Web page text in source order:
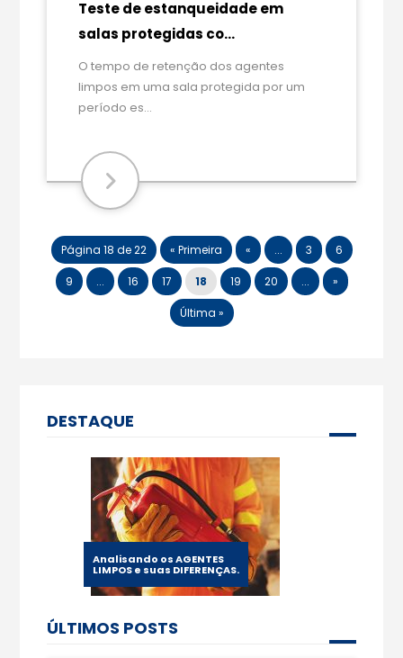
Teste de estanqueidade em
salas protegidas co...
O tempo de retenção dos agentes
limpos em uma sala protegida por um
período es...
Página 18 de 22 « Primeira « ... 3 6
9 ... 16 17 18 19 20 ... »
Última »
DESTAQUE
Analisando os AGENTES
LIMPOS e suas DIFERENÇAS.
ÚLTIMOS POSTS